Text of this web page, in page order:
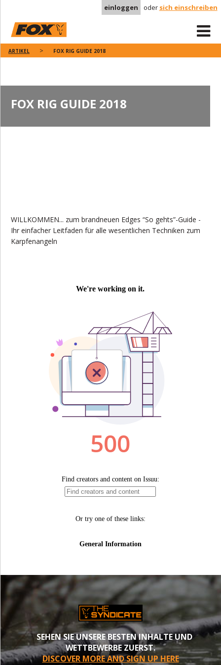
einloggen oder sich einschreiben
ARTIKEL FOX RIG GUIDE 2018
FOX RIG GUIDE 2018
WILLKOMMEN... zum brandneuen Edges “So gehts”-Guide -
Ihr einfacher Leitfaden für alle wesentlichen Techniken zum
Karpfenangeln
SEHEN SIE UNSERE BESTEN INHALTE UND
WETTBEWERBE ZUERST.
DISCOVER MORE AND SIGN UP HERE